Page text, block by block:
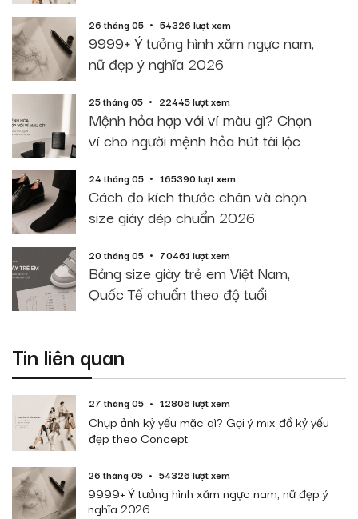
26 tháng 05 54326 lượt xem
9999+ Ý tưởng hình xăm ngực nam,
nữ đẹp ý nghĩa 2026
25 tháng 05 22445 lượt xem
Mệnh hỏa hợp với ví màu gì? Chọn
ví cho người mệnh hỏa hút tài lộc
24 tháng 05 165390 lượt xem
Cách đo kích thước chân và chọn
size giày dép chuẩn 2026
20 tháng 05 70461 lượt xem
Bảng size giày trẻ em Việt Nam,
Quốc Tế chuẩn theo độ tuổi
Tin liên quan
27 tháng 05 12806 lượt xem
Chụp ảnh kỷ yếu mặc gì? Gợi ý mix đồ kỷ yếu
đẹp theo Concept
26 tháng 05 54326 lượt xem
9999+ Ý tưởng hình xăm ngực nam, nữ đẹp ý
nghĩa 2026